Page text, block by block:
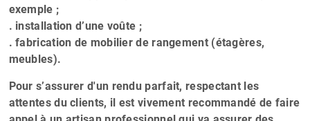
exemple ;
. installation d’une voûte ;
. fabrication de mobilier de rangement (étagères,
meubles).
Pour s’assurer d'un rendu parfait, respectant les
attentes du clients, il est vivement recommandé de faire